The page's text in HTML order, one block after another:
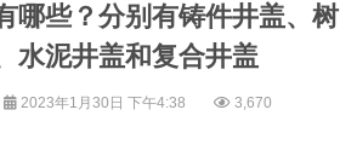
哪些？分别有铸件井盖、树
水泥井盖和复合井盖
2023年1月30日 下午4:38 3,670